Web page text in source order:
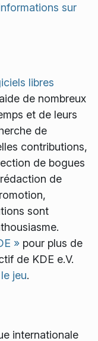
sur
libres
de nombreux
et de leurs
de
contributions,
de bogues
de
sont
»pour plus de
de KDE e.V.
jeu.
internationale